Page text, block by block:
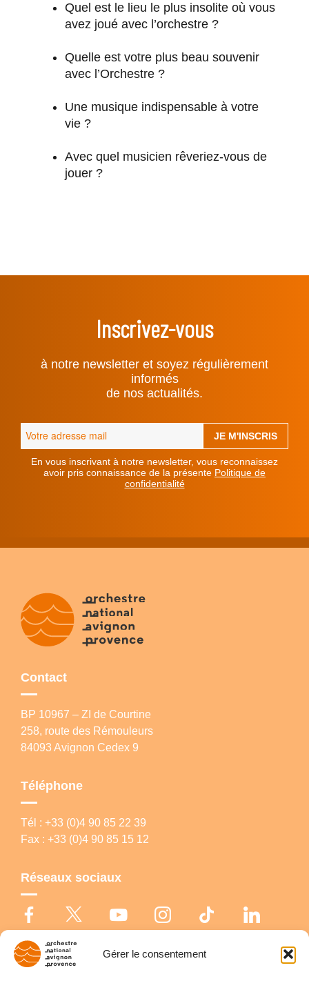
Gérer le consentement
Quel est le lieu le plus insolite où vous
avez joué avec l’orchestre ?
Quelle est votre plus beau souvenir
avec l’Orchestre ?
Une musique indispensable à votre
vie ?
Avec quel musicien rêveriez-vous de
jouer ?
Inscrivez-vous
à notre newsletter et soyez régulièrement
informés
de nos actualités.
En vous inscrivant à notre newsletter, vous reconnaissez
avoir pris connaissance de la présente Politique de
confidentialité
Contact
BP 10967 – ZI de Courtine
258, route des Rémouleurs
84093 Avignon Cedex 9
Téléphone
Tél : +33 (0)4 90 85 22 39
Fax : +33 (0)4 90 85 15 12
Réseaux sociaux
© Copyright 2026 Orchestre national Avignon-Provence |
Politique de